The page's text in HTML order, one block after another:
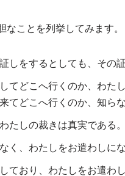
なことを列挙してみます。
しをするとしても、その
てどこへ行くのか、わた
てどこへ行くのか、知らな
たしの裁きは真実である。
く、わたしをお遣わしに
ており、わたしをお遣わ